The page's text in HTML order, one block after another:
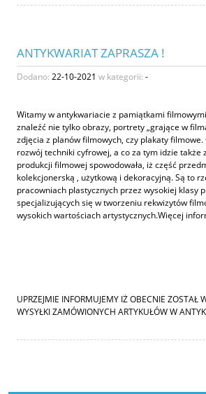
ANTYKWARIAT ZAPRASZA !
Dodano: 22-10-2021 w kategorii: -
Witamy w antykwariacie z pamiątkami
znaleźć nie tylko obrazy, portrety „grające w
zdjęcia z planów filmowych, czy plakaty
rozwój techniki cyfrowej, a co za tym idzie także
produkcji filmowej spowodowała, iż część
kolekcjonerską , użytkową i dekoracyjną. Są to
pracowniach plastycznych przez wysokiej klasy
specjalizujących się w tworzeniu rekwizytów
wysokich wartościach artystycznych.Więcej
UPRZEJMIE INFORMUJEMY IŻ OBECNIE ZOSTAŁ
WYSYŁKI ZAMÓWIONYCH ARTYKUŁÓW W